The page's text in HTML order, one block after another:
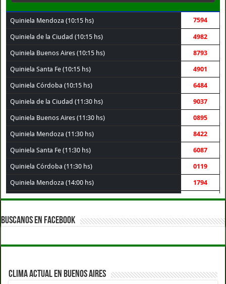
Quiniela Mendoza (10:15 hs) 7594
Quiniela de la Ciudad (10:15 hs) 4982
Quiniela Buenos Aires (10:15 hs) 8793
Quiniela Santa Fe (10:15 hs) 4901
Quiniela Córdoba (10:15 hs) 6484
Quiniela de la Ciudad (11:30 hs) 9037
Quiniela Buenos Aires (11:30 hs) 0895
Quiniela Mendoza (11:30 hs) 8422
Quiniela Santa Fe (11:30 hs) 6087
Quiniela Córdoba (11:30 hs) 0119
Quiniela Mendoza (14:00 hs) 1794
Quiniela de la Ciudad (14:00 hs) 9906
Quiniela Santa Fe (14:00 hs)
Quiniela Buenos Aires (14:00 hs) 6295
3319
BUSCANOS EN FACEBOOK
CLIMA ACTUAL EN BUENOS AIRES